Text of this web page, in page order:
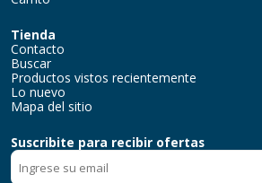
Tienda
Contacto
Buscar
Productos vistos recientemente
Lo nuevo
Mapa del sitio
Suscribite para recibir ofertas